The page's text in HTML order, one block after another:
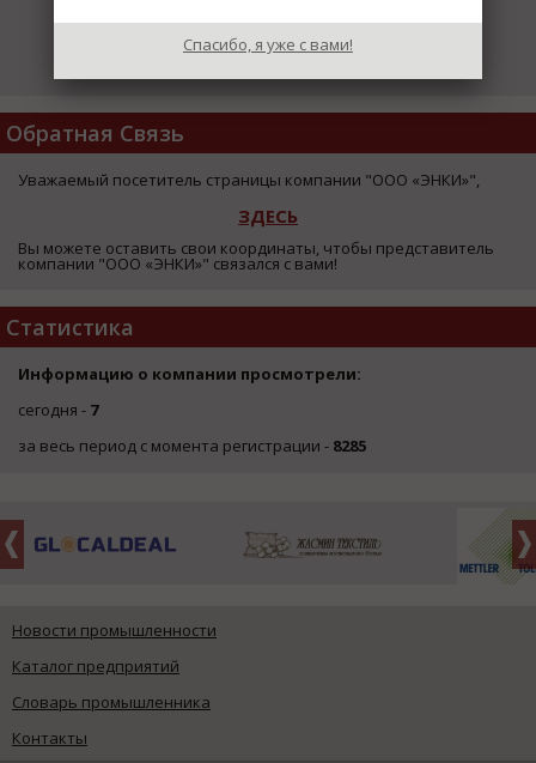
Обратная Связь
Уважаемый посетитель страницы компании "ООО «ЭНКИ»",
ЗДЕСЬ
Вы можете оставить свои координаты, чтобы представитель
компании "ООО «ЭНКИ»" связался с вами!
Статистика
Информацию о компании просмотрели:
сегодня - 7
за весь период с момента регистрации - 8285
Новости промышленности
Каталог предприятий
Словарь промышленника
Контакты
Спасибо, я уже с вами!